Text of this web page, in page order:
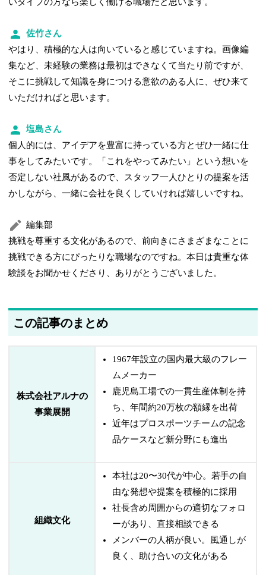
いタイプの方なら楽しく働ける職場だと思います。
佐竹さん
やはり、積極的な人は向いていると感じていますね。画像編
集など、未経験の業務は最初はできなくて当たり前ですが、
そこに挑戦して知識を身につける意欲のある人に、ぜひ来て
いただければと思います。
塩島さん
個人的には、アイデアを豊富に持っている方とぜひ一緒に仕
事をしてみたいです。「これをやってみたい」という想いを
否定しない社風があるので、スタッフ一人ひとりの提案を活
かしながら、一緒に会社を良くしていければ嬉しいですね。
編集部
挑戦を尊重する文化があるので、前向きにさまざまなことに
挑戦できる方にぴったりな職場なのですね。本日は貴重な体
験談をお聞かせくださり、ありがとうございました。
この記事のまとめ
株式会社アルナの
事業展開
1967年設立の国内最大級のフレー
ムメーカー
鹿児島工場での一貫生産体制を持
ち、年間約20万枚の額縁を出荷
近年はプロスポーツチームの記念
品ケースなど新分野にも進出
組織文化
本社は20〜30代が中心。若手の自
由な発想や提案を積極的に採用
社長含め周囲からの適切なフォロ
ーがあり、直接相談できる
メンバーの人柄が良い。風通しが
良く、助け合いの文化がある